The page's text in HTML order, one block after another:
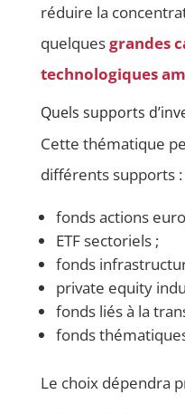
réduire la
quelquesgrandes
technologiques
Quels supports
Cette thématique
différents supports :
fonds actions
ETF sectoriels ;
fonds
private equity
fonds liés à la
fonds
Le choix dépendra